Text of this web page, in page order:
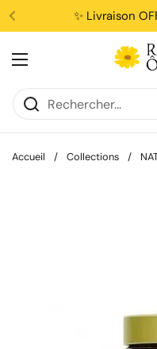
Passer au contenu✨ Livraison
Ouvrir le menu
Accueil / Collections /